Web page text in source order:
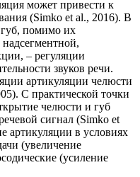
может привести к
(Simko et al., 2016). В
помимо их
надсегментной,
– регуляции
звуков речи.
артикуляции челюсти
С практической точки
челюсти и губ
сигнал (Simko et
артикуляции в условиях
(увеличение
(усиление